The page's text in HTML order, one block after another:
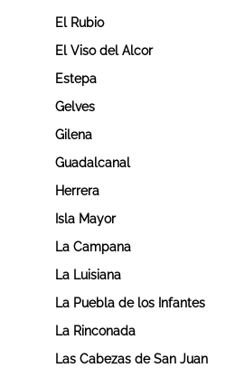
El Rubio
El Viso del Alcor
Estepa
Gelves
Gilena
Guadalcanal
Herrera
Isla Mayor
La Campana
La Luisiana
La Puebla de los Infantes
La Rinconada
Las Cabezas de San Juan